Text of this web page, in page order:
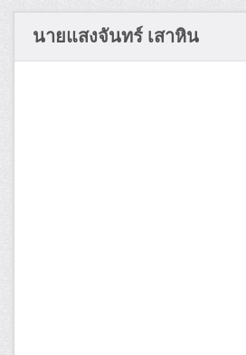
นายแสงจันทร์ เสาหิน